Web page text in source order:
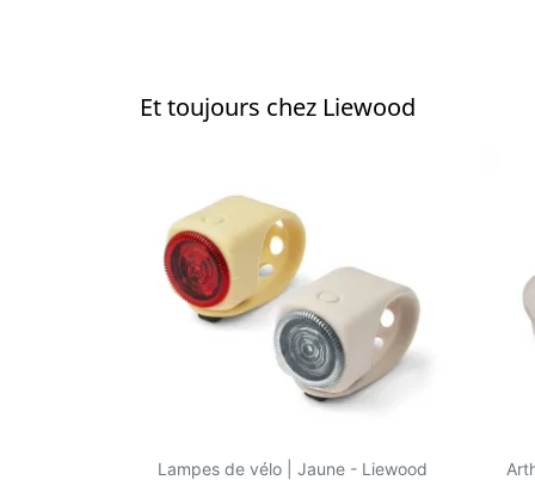
Et toujours chez Liewood
Lampes de vélo | Jaune - Liewood